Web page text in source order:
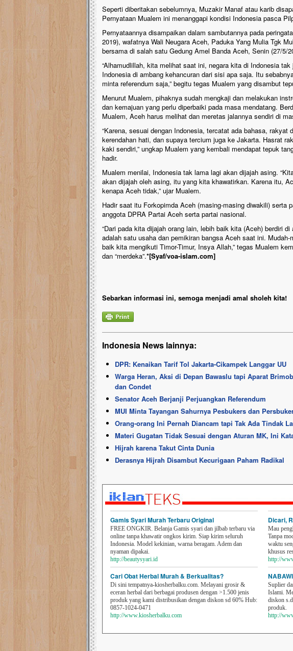
Seperti diberitakan sebelumnya, Muzakir Manaf atau karib
Pernyataan Mualem ini menanggapi kondisi Indonesia pasca
Pernyataannya disampaikan dalam sambutannya pada
2019), wafatnya Wali Neugara Aceh, Paduka Yang Mulia Tgk
bersama di salah satu Gedung Amel Banda Aceh, Senin (27/5/
“Alhamudlillah, kita melihat saat ini, negara kita di Indonesia
Indonesia di ambang kehancuran dari sisi apa saja. Itu
minta referendum saja,” begitu tegas Mualem yang disambut
Menurut Mualem, pihaknya sudah mengkaji dan melakukan
dan kemajuan yang perlu diperbaiki pada masa mendatang.
Mualem, Aceh harus melihat dan meretas jalannya sendiri di
“Karena, sesuai dengan Indonesia, tercatat ada bahasa, rakyat
kerendahan hati, dan supaya tercium juga ke Jakarta. Hasrat
kaki sendiri,” ungkap Mualem yang kembali mendapat tepuk
hadir.
Mualem menilai, Indonesia tak lama lagi akan dijajah asing.
akan dijajah oleh asing, itu yang kita khawatirkan. Karena itu,
kenapa Aceh tidak,” ujar Mualem.
Hadir saat itu Forkopimda Aceh (masing-masing diwakili) serta
anggota DPRA Partai Aceh serta partai nasional.
“Dari pada kita dijajah orang lain, lebih baik kita (Aceh) berdiri
adalah satu usaha dan pemikiran bangsa Aceh saat ini.
baik kita mengikuti Timor-Timur, Insya Allah,” tegas Mualem
dan “merdeka”.*[Syaf/voa-islam.com]
Sebarkan informasi ini, semoga menjadi amal sholeh kita!
Indonesia News lainnya:
DPR: Kenaikan Tarif Tol Jakarta-Cikampek Langgar UU
Warga Heran, Aksi di Depan Bawaslu tapi Aparat
dan Condet
Senator Aceh Berjanji Perjuangkan Referendum
MUI Minta Tayangan Sahurnya Pesbukers dan
Orang-orang Ini Pernah Diancam tapi Tak Ada Tindak
Materi Gugatan Tidak Sesuai dengan Aturan MK, Ini
Hijrah karena Takut Cinta Dunia
Derasnya Hijrah Disambut Kecurigaan Paham Radikal
Gamis Syari Murah Terbaru Original
FREE ONGKIR. Belanja Gamis syari dan jilbab terbaru via
online tanpa khawatir ongkos kirim. Siap kirim seluruh
Indonesia. Model kekinian, warna beragam. Adem dan
nyaman dipakai.
http://beautysyari.id
Cari Obat Herbal Murah & Berkualitas?
Di sini tempatnya-kiosherbalku.com. Melayani grosir &
eceran herbal dari berbagai produsen dengan >1.500 jenis
produk yang kami distribusikan dengan diskon sd 60% Hub:
0857-1024-0471
http://www.kiosherbalku.com
Dicari,
Mau
Tanpa
waktu
khusus
http://
Suplier
Islami.
diskon
produk.
http://